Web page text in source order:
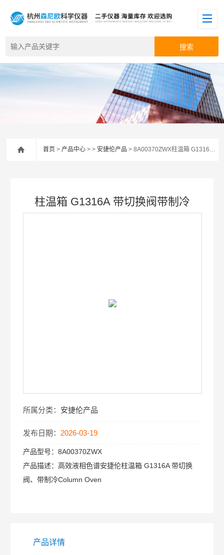
首页 >产品中心 > >安捷伦产品 > 8A00370ZWX柱温箱 G1316A 带切换阀带制冷
柱温箱 G1316A 带切换阀带制冷
所属分类： 安捷伦产品
发布日期： 2026-03-19
产品型号：8A00370ZWX
产品描述：高效液相色谱安捷伦柱温箱 G1316A 带切换
阀、带制冷Column Oven
产品详情